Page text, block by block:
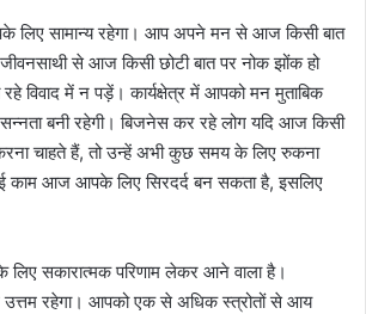
लिए सामान्य रहेगा। आप अपने मन से आज किसी बात
से आज किसी छोटी बात पर नोक झोंक हो
विवाद में न पड़ें। कार्यक्षेत्र में आपको मन मुताबिक
बनी रहेगी। बिजनेस कर रहे लोग यदि आज किसी
चाहते हैं, तो उन्हें अभी कुछ समय के लिए रुकना
काम आज आपके लिए सिरदर्द बन सकता है, इसलिए
सकारात्मक परिणाम लेकर आने वाला है।
उत्तम रहेगा। आपको एक से अधिक स्त्रोतों से आय